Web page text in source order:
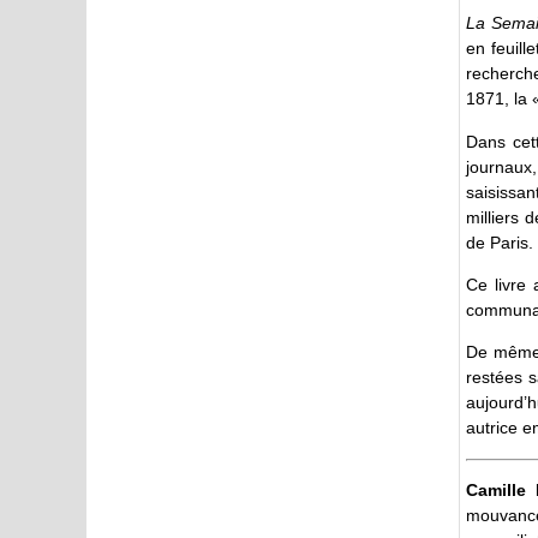
La
en
1871, la
Dans
milliers
de Paris.
Ce livre
De
restées
autrice
Camille